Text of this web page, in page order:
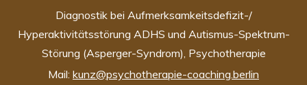
Diagnostik bei Aufmerksamkeitsdefizit-/
Hyperaktivitätsstörung ADHS und Autismus-Spektrum-
Störung (Asperger-Syndrom), Psychotherapie
Mail: kunz@psychotherapie-coaching.berlin